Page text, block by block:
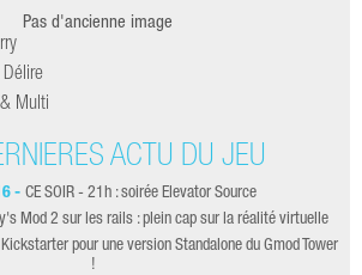
Pas d'ancienne image
Délire
Multi
ACTU DU JEU
- CE SOIR - 21h : soirée Elevator Source
Mod 2 sur les rails : plein cap sur la réalité virtuelle
pour une version Standalone du Gmod Tower
!